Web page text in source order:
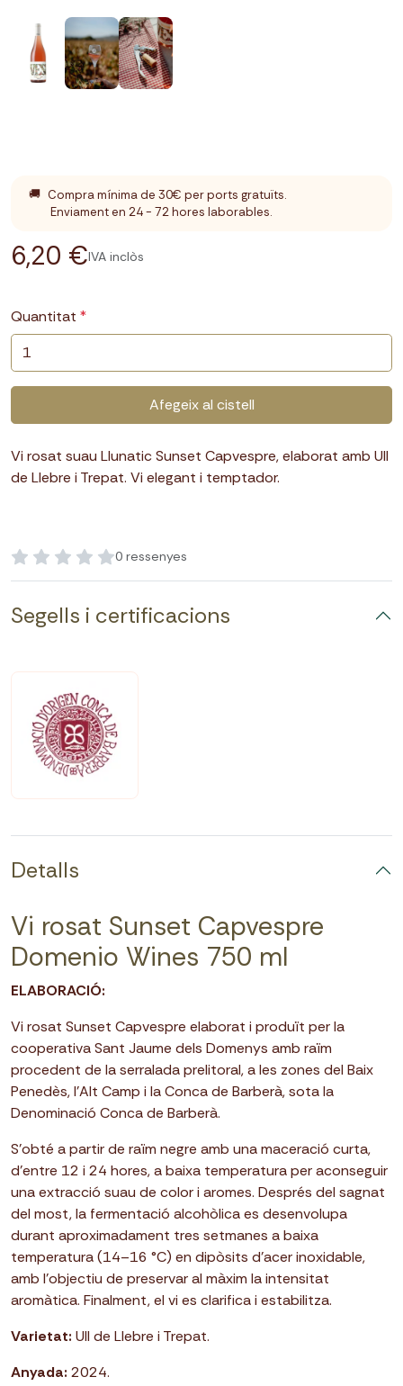
🚚 Compra mínima de 30€ per ports gratuïts.
Enviament en 24 - 72 hores laborables.
6,20 €IVA inclòs
Quantitat
Afegeix al cistell
Vi rosat suau Llunatic Sunset Capvespre, elaborat amb Ull
de Llebre i Trepat. Vi elegant i temptador.
0 ressenyes
Segells i certificacions
Detalls
Vi rosat Sunset Capvespre
Domenio Wines 750 ml
ELABORACIÓ:
Vi rosat Sunset Capvespre elaborat i produït per la
cooperativa Sant Jaume dels Domenys amb raïm
procedent de la serralada prelitoral, a les zones del Baix
Penedès, l’Alt Camp i la Conca de Barberà, sota la
Denominació Conca de Barberà.
S’obté a partir de raïm negre amb una maceració curta,
d’entre 12 i 24 hores, a baixa temperatura per aconseguir
una extracció suau de color i aromes. Després del sagnat
del most, la fermentació alcohòlica es desenvolupa
durant aproximadament tres setmanes a baixa
temperatura (14–16 °C) en dipòsits d’acer inoxidable,
amb l’objectiu de preservar al màxim la intensitat
aromàtica. Finalment, el vi es clarifica i estabilitza.
Varietat: Ull de Llebre i Trepat.
Anyada: 2024.